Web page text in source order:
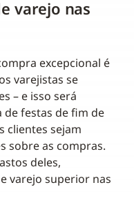
varejo nas
excepcional é
varejistas se
– e isso será
festas de fim de
clientes sejam
sobre as compras.
deles,
varejo superior nas